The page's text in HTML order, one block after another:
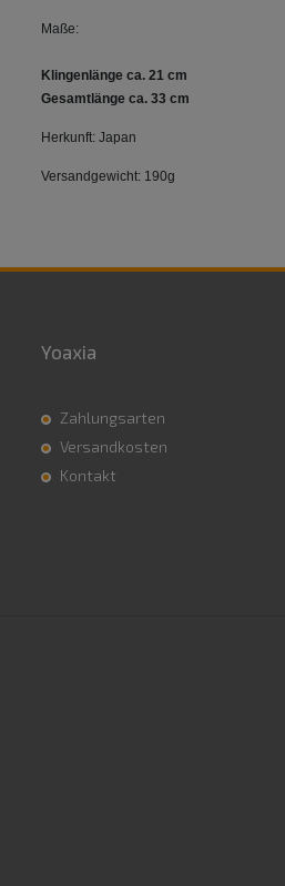
Maße:
Klingenlänge ca. 21 cm
Gesamtlänge ca. 33 cm
Herkunft: Japan
Versandgewicht: 190g
Yoaxia
Zahlungsarten
Versandkosten
Kontakt